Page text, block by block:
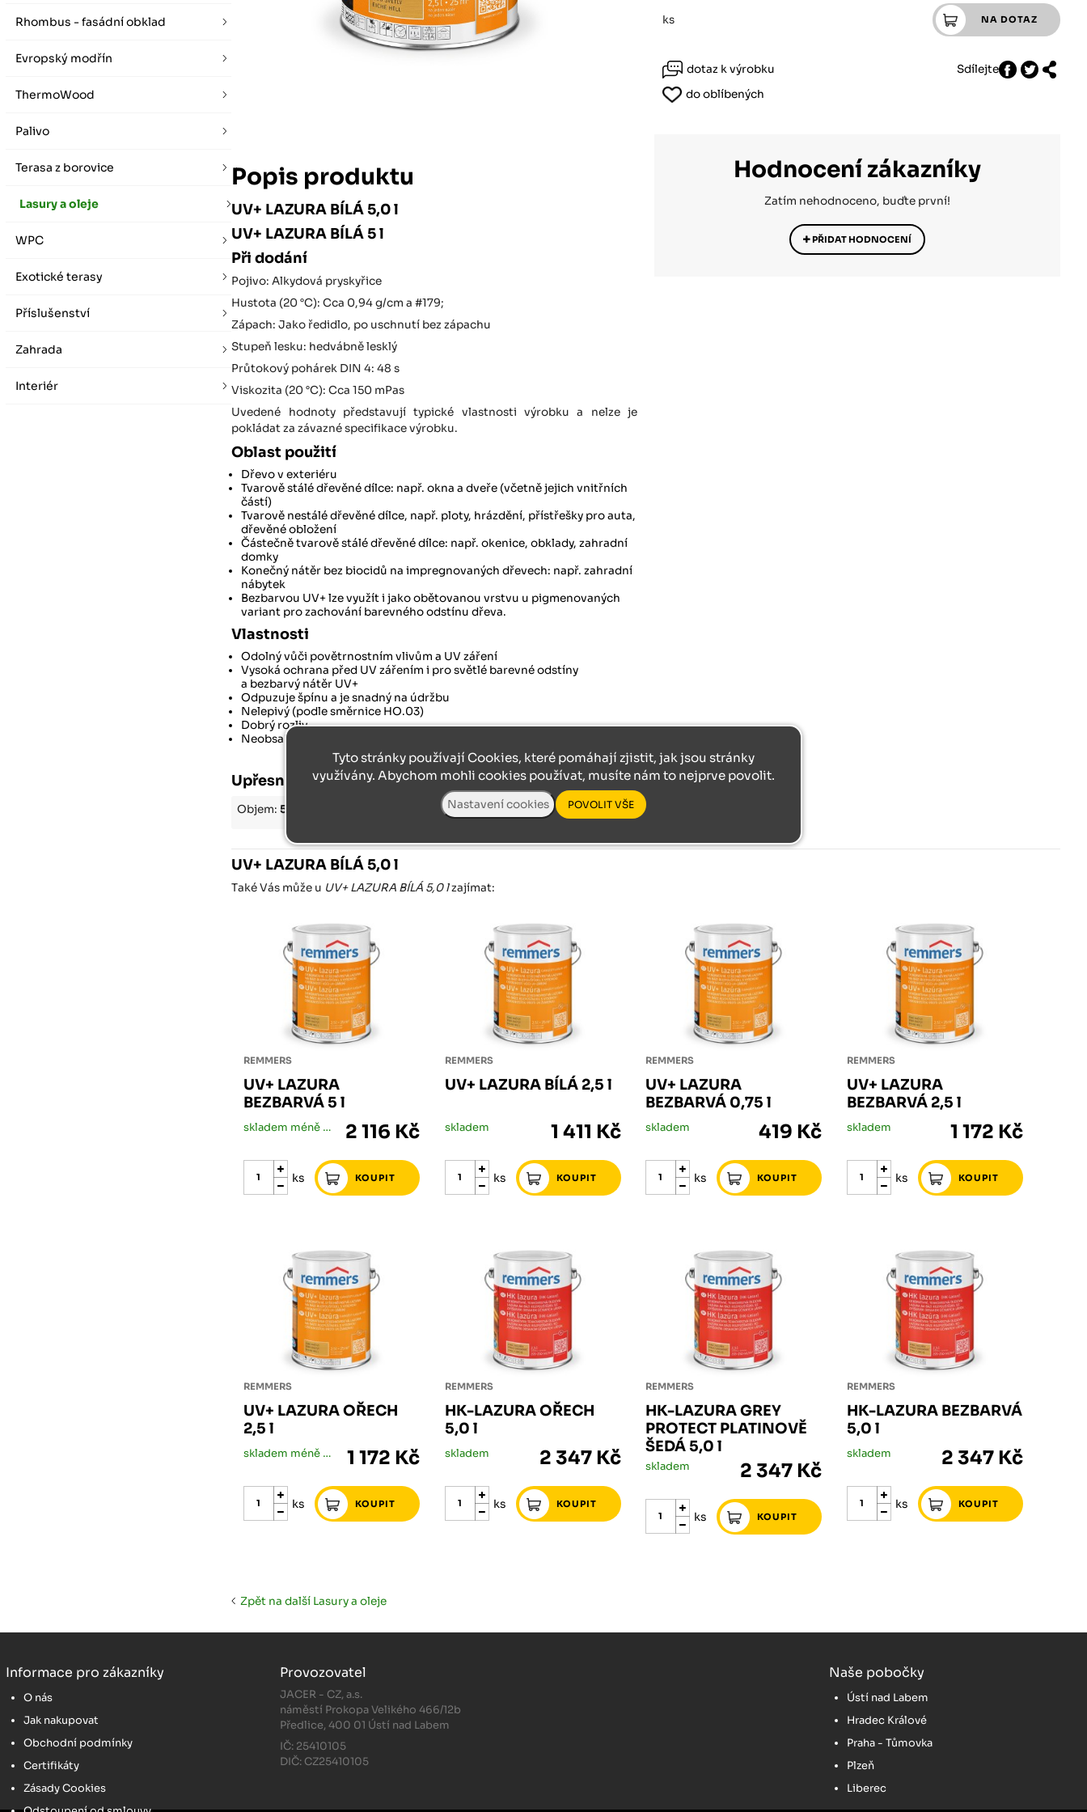
ks
dotaz k výrobku
Sdílejte
do oblíbených
Popis produktu
UV+ LAZURA BÍLÁ 5,0 l
UV+ LAZURA BÍLÁ 5 l
Při dodání
Pojivo: Alkydová pryskyřice
Hustota (20 °C): Cca 0,94 g/cm a #179;
Zápach: Jako ředidlo, po uschnutí bez zápachu
Stupeň lesku: hedvábně lesklý
Průtokový pohárek DIN 4: 48 s
Viskozita (20 °C): Cca 150 mPas
Uvedené hodnoty představují typické vlastnosti výrobku a nelze je
pokládat za závazné specifikace výrobku.
Oblast použití
Dřevo v exteriéru
Tvarově stálé dřevěné dílce: např. okna a dveře (včetně jejich vnitřních
částí)
Tvarově nestálé dřevěné dílce, např. ploty, hrázdění, přístřešky pro auta,
dřevěné obložení
Částečně tvarově stálé dřevěné dílce: např. okenice, obklady, zahradní
domky
Konečný nátěr bez biocidů na impregnovaných dřevech: např. zahradní
nábytek
Bezbarvou UV+ lze využít i jako obětovanou vrstvu u pigmenovaných
variant pro zachování barevného odstínu dřeva.
Vlastnosti
Odolný vůči povětrnostním vlivům a UV záření
Vysoká ochrana před UV zářením i pro světlé barevné odstíny
a bezbarvý nátěr UV+
Odpuzuje špínu a je snadný na údržbu
Nelepivý (podle směrnice HO.03)
Dobrý rozliv
Neobsahuje biocidy a amp; kobalt
Upřesnění parametrů pro UV+ LAZURA BÍLÁ 5,0 l
Objem:5 l
Hodnocení zákazníky
Zatím nehodnoceno, buďte první!
PŘIDAT HODNOCENÍ
UV+ LAZURA BÍLÁ 5,0 l
Také Vás může u UV+ LAZURA BÍLÁ 5,0 lzajímat:
REMMERS
UV+ LAZURA
BEZBARVÁ 5 l
skladem méně než 5 ks 2 116 Kč
ks
REMMERS
UV+ LAZURA BÍLÁ 2,5 l
skladem 1 411 Kč
ks
REMMERS
UV+ LAZURA
BEZBARVÁ 0,75 l
skladem 419 Kč
ks
REMMERS
UV+ LAZURA
BEZBARVÁ 2,5 l
skladem 1 172 Kč
ks
REMMERS
UV+ LAZURA OŘECH
2,5 l
skladem méně než 5 ks 1 172 Kč
ks
REMMERS
HK-LAZURA OŘECH
5,0 l
skladem 2 347 Kč
ks
REMMERS
HK-LAZURA GREY
PROTECT PLATINOVĚ
ŠEDÁ 5,0 l
skladem 2 347 Kč
ks
REMMERS
HK-LAZURA BEZBARVÁ
5,0 l
skladem 2 347 Kč
ks
Zpět na další Lasury a oleje
Rhombus - fasádní obklad
Evropský modřín
ThermoWood
Palivo
Terasa z borovice
Lasury a oleje
WPC
Exotické terasy
Příslušenství
Zahrada
Interiér
Zimní otevírací doba (listopad - únor)
Růžodol XI – Liberec, 460 01
Informace pro zákazníky
O nás
Jak nakupovat
Obchodní podmínky
Certifikáty
Zásady Cookies
Provozovatel
JACER - CZ, a.s.
náměstí Prokopa Velikého 466/12b
Předlice, 400 01 Ústí nad Labem
IČ: 25410105
DIČ: CZ25410105
Naše pobočky
Ústí nad Labem
Hradec Králové
Praha - Tůmovka
Plzeň
Liberec
Tyto stránky používají Cookies, které pomáhají zjistit, jak jsou stránky
využívány. Abychom mohli cookies používat, musíte nám to nejprve povolit.